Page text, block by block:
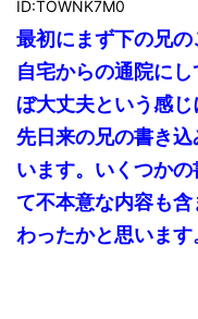
ID:TOWNK7M0
最初にまず下の兄の
自宅からの通院に
ぼ大丈夫という感じ
先日来の兄の書き
います。いくつか
て不本意な内容も
わったかと思います